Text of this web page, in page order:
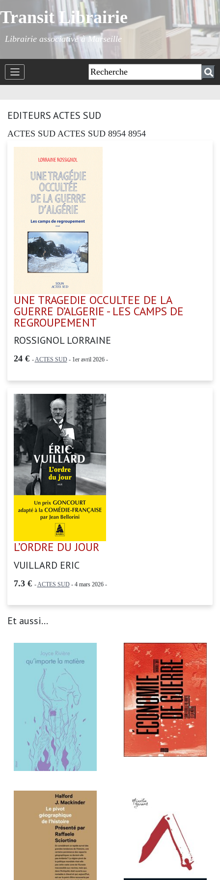
Transit Librairie
Librairie associative à Marseille
EDITEURS ACTES SUD
ACTES SUD ACTES SUD 8954 8954
UNE TRAGEDIE OCCULTEE DE LA
GUERRE D’ALGERIE - LES CAMPS DE
REGROUPEMENT
ROSSIGNOL LORRAINE
24 € -ACTES SUD- 1er avril 2026 -
L’ORDRE DU JOUR
VUILLARD ERIC
7.3 € - ACTES SUD- 4 mars 2026 -
Et aussi...